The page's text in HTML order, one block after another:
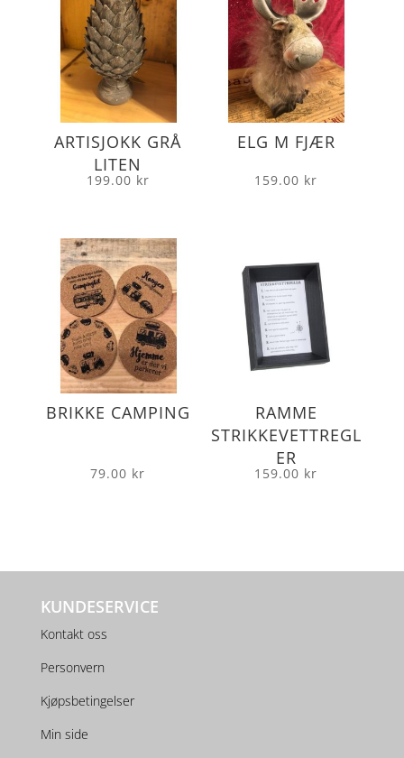
ARTISJOKK GRÅ
LITEN
199.00 kr
ELG M FJÆR
159.00 kr
BRIKKE CAMPING
79.00 kr
RAMME
STRIKKEVETTREGL
ER
159.00 kr
KUNDESERVICE
Kontakt oss
Personvern
Kjøpsbetingelser
Min side